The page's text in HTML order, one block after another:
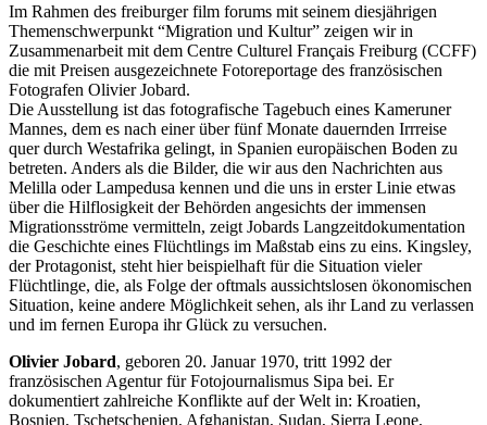
Im Rahmen des freiburger film forums mit seinem diesjährigen
Themenschwerpunkt “Migration und Kultur” zeigen wir in
Zusammenarbeit mit dem Centre Culturel Français Freiburg (CCFF)
die mit Preisen ausgezeichnete Fotoreportage des französischen
Fotografen Olivier Jobard.
Die Ausstellung ist das fotografische Tagebuch eines Kameruner
Mannes, dem es nach einer über fünf Monate dauernden Irrreise
quer durch Westafrika gelingt, in Spanien europäischen Boden zu
betreten. Anders als die Bilder, die wir aus den Nachrichten aus
Melilla oder Lampedusa kennen und die uns in erster Linie etwas
über die Hilflosigkeit der Behörden angesichts der immensen
Migrationsströme vermitteln, zeigt Jobards Langzeitdokumentation
die Geschichte eines Flüchtlings im Maßstab eins zu eins. Kingsley,
der Protagonist, steht hier beispielhaft für die Situation vieler
Flüchtlinge, die, als Folge der oftmals aussichtslosen ökonomischen
Situation, keine andere Möglichkeit sehen, als ihr Land zu verlassen
und im fernen Europa ihr Glück zu versuchen.
Olivier Jobard, geboren 20. Januar 1970, tritt 1992 der
französischen Agentur für Fotojournalismus Sipa bei. Er
dokumentiert zahlreiche Konflikte auf der Welt in: Kroatien,
Bosnien, Tschetschenien, Afghanistan, Sudan, Sierra Leone,